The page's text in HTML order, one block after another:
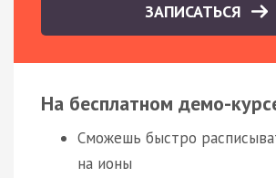
ЗАПИСАТЬСЯ
На бесплатном демо-
Сможешь быстро
на ионы